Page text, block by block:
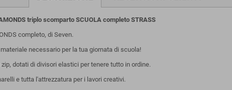
triplo scomparto SCUOLA completo STRASS
completo, di Seven.
necessario per la tua giornata di scuola!
dotati di divisori elastici per tenere tutto in ordine.
e tutta l'attrezzatura per i lavori creativi.